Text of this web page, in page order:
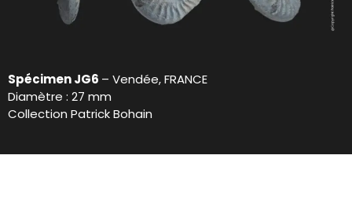
Spécimen JG6 – Vendée, FRANCE
Diamètre : 27 mm
Collection Patrick Bohain